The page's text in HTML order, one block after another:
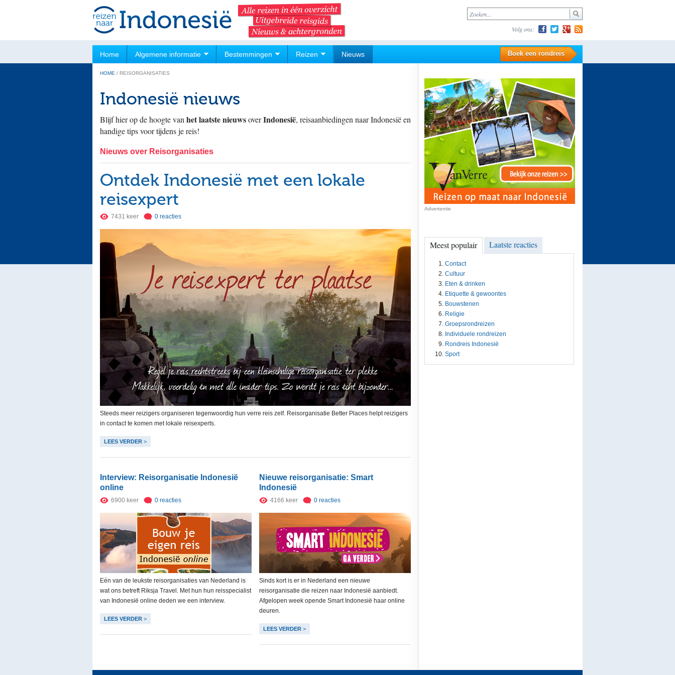
Volg ons:
Home Algemene informatie Bestemmingen Reizen Nieuws Boek een rondreis
HOME / REISORGANISATIES
Indonesië nieuws
Blijf hier op de hoogte van het laatste nieuwsoverIndonesië, reisaanbiedingen naar Indonesië en
handige tips voor tijdens je reis!
Nieuws over Reisorganisaties
Ontdek Indonesië met een lokale
reisexpert
7431 keer 0 reacties
Steeds meer reizigers organiseren tegenwoordig hun verre reis zelf. Reisorganisatie Better Places helpt reizigers
in contact te komen met lokale reisexperts.
LEES VERDER >
Interview: Reisorganisatie Indonesië
online
6900 keer 0 reacties
Eén van de leukste reisorganisaties van Nederland is
wat ons betreft Riksja Travel. Met hun hun reisspecialist
van Indonesië online deden we een interview.
LEES VERDER >
Nieuwe reisorganisatie: Smart
Indonesië
4166 keer 0 reacties
Sinds kort is er in Nederland een nieuwe
reisorganisatie die reizen naar Indonesië aanbiedt.
Afgelopen week opende Smart Indonesië haar online
deuren.
LEES VERDER >
Advertentie
Meest populair Laatste reacties
Contact
Cultuur
Eten & drinken
Etiquette & gewoontes
Bouwstenen
Religie
Groepsrondreizen
Individuele rondreizen
Rondreis Indonesië
Sport